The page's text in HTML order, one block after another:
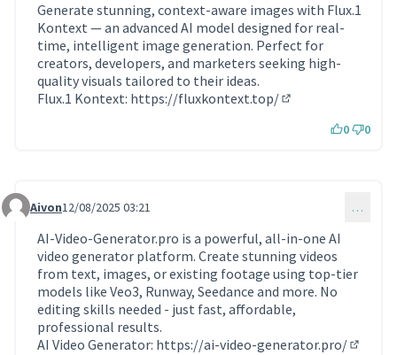
Generate stunning, context-aware images with Flux.1
Kontext — an advanced AI model designed for real-
time, intelligent image generation. Perfect for
creators, developers, and marketers seeking high-
quality visuals tailored to their ideas.
Flux.1 Kontext: https://fluxkontext.top/
0 0
Commentaire 1854
Aivon12/08/2025 03:21 …
AI-Video-Generator.pro is a powerful, all-in-one AI
video generator platform. Create stunning videos
from text, images, or existing footage using top-tier
models like Veo3, Runway, Seedance and more. No
editing skills needed - just fast, affordable,
professional results.
AI Video Generator: https://ai-video-generator.pro/